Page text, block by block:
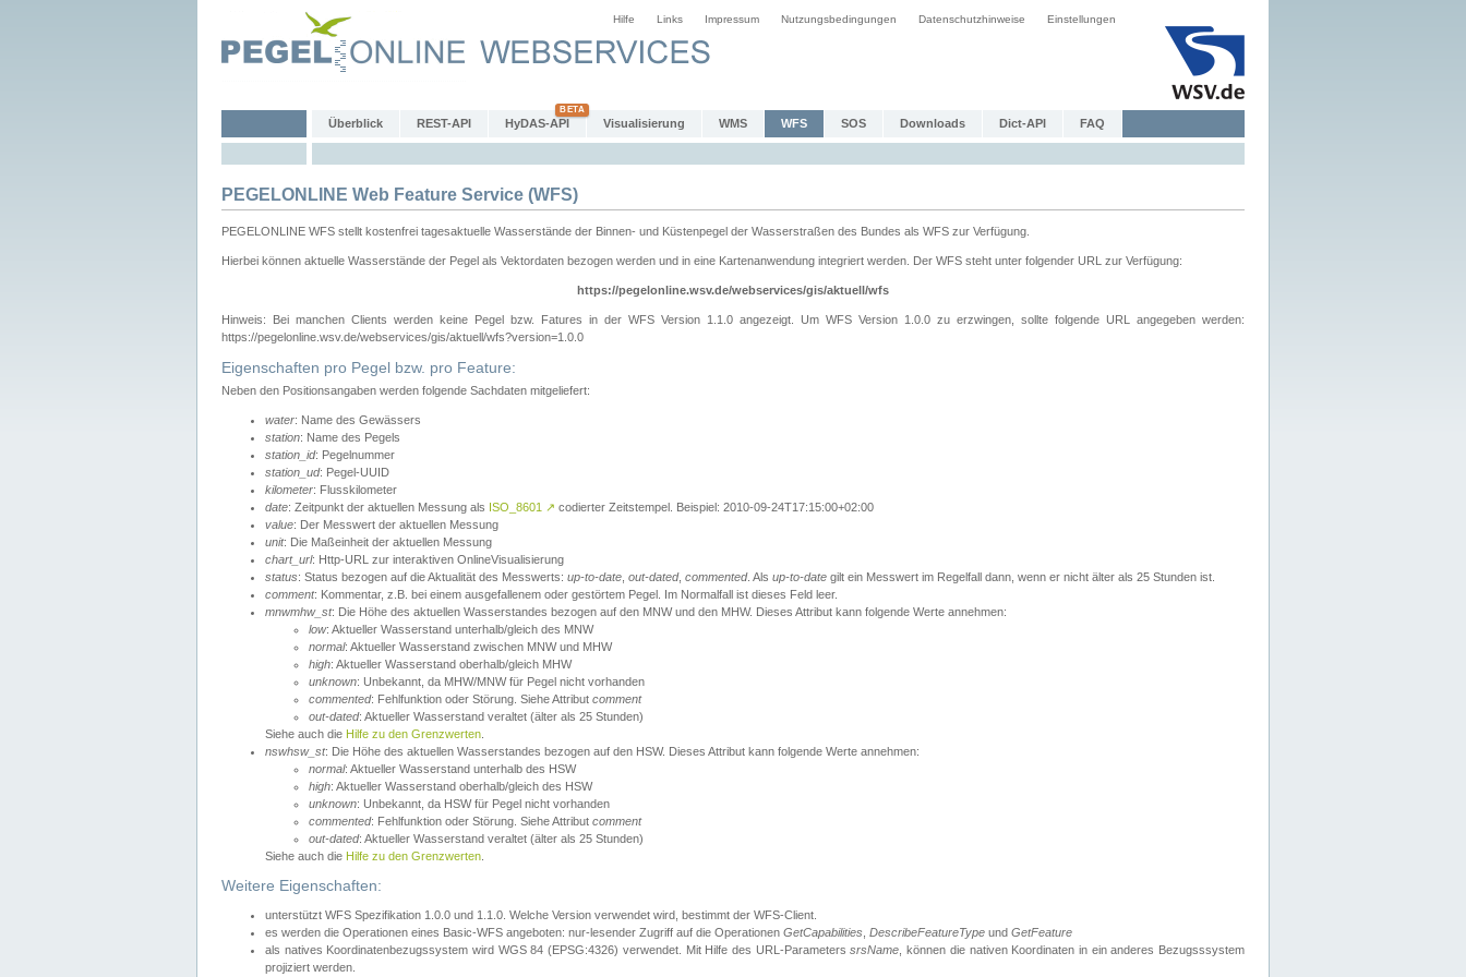
Hilfe Links Impressum Nutzungsbedingungen Datenschutzhinweise Einstellungen
Überblick REST-API HyDAS-API Visualisierung WMS WFS SOS Downloads Dict-API FAQ
PEGELONLINE Web Feature Service (WFS)
PEGELONLINE WFS stellt kostenfrei tagesaktuelle Wasserstände der Binnen- und Küstenpegel der Wasserstraßen des Bundes als WFS zur Verfügung.
Hierbei können aktuelle Wasserstände der Pegel als Vektordaten bezogen werden und in eine Kartenanwendung integriert werden. Der WFS steht unter folgender URL zur Verfügung:
https://pegelonline.wsv.de/webservices/gis/aktuell/wfs
Hinweis: Bei manchen Clients werden keine Pegel bzw. Fatures in der WFS Version 1.1.0 angezeigt. Um WFS Version 1.0.0 zu erzwingen, sollte folgende URL angegeben werden:
https://pegelonline.wsv.de/webservices/gis/aktuell/wfs?version=1.0.0
Eigenschaften pro Pegel bzw. pro Feature:
Neben den Positionsangaben werden folgende Sachdaten mitgeliefert:
water: Name des Gewässers
station: Name des Pegels
station_id: Pegelnummer
station_ud: Pegel-UUID
kilometer: Flusskilometer
date: Zeitpunkt der aktuellen Messung als ISO_8601 ↗ codierter Zeitstempel. Beispiel: 2010-09-24T17:15:00+02:00
value: Der Messwert der aktuellen Messung
unit: Die Maßeinheit der aktuellen Messung
chart_url: Http-URL zur interaktiven OnlineVisualisierung
status: Status bezogen auf die Aktualität des Messwerts: up-to-date out-dated, commented. Als up-to-date gilt ein Messwert im Regelfall dann, wenn er nicht älter als 25 Stunden ist.
comment: Kommentar, z.B. bei einem ausgefallenem oder gestörtem Pegel. Im Normalfall ist dieses Feld leer.
mnwmhw_st: Die Höhe des aktuellen Wasserstandes bezogen auf den MNW und den MHW. Dieses Attribut kann folgende Werte annehmen:
low: Aktueller Wasserstand unterhalb/gleich des MNW
normal: Aktueller Wasserstand zwischen MNW und MHW
high: Aktueller Wasserstand oberhalb/gleich MHW
unknown: Unbekannt, da MHW/MNW für Pegel nicht vorhanden
commented: Fehlfunktion oder Störung. Siehe Attribut comment
out-dated: Aktueller Wasserstand veraltet (älter als 25 Stunden)
Siehe auch die Hilfe zu den Grenzwerten
nswhsw_st: Die Höhe des aktuellen Wasserstandes bezogen auf den HSW. Dieses Attribut kann folgende Werte annehmen:
normal: Aktueller Wasserstand unterhalb des HSW
high: Aktueller Wasserstand oberhalb/gleich des HSW
unknown: Unbekannt, da HSW für Pegel nicht vorhanden
commented: Fehlfunktion oder Störung. Siehe Attribut comment
out-dated: Aktueller Wasserstand veraltet (älter als 25 Stunden)
Siehe auch die Hilfe zu den Grenzwerten
Weitere Eigenschaften:
unterstützt WFS Spezifikation 1.0.0 und 1.1.0. Welche Version verwendet wird, bestimmt der WFS-Client.
es werden die Operationen eines Basic-WFS angeboten: nur-lesender Zugriff auf die Operationen GetCapabilities DescribeFeatureType und GetFeature
als natives Koordinatenbezugssystem wird WGS 84 (EPSG:4326) verwendet. Mit Hilfe des URL-ParameterssrsName , können die nativen Koordinaten in ein anderes Bezugsssystem
projiziert werden.